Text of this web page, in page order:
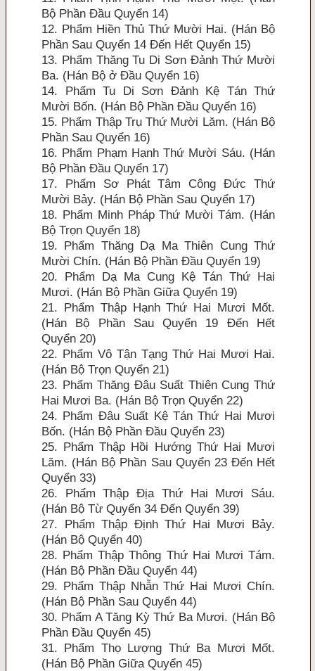
Bộ Phần Ðầu Quyển 14)
12. Phẩm Hiền Thủ Thứ Mười Hai. (Hán Bộ
Phần Sau Quyển 14 Ðến Hết Quyển 15)
13. Phẩm Thăng Tu Di Sơn Ðảnh Thứ Mười
Ba. (Hán Bộ ở Ðầu Quyển 16)
14. Phẩm Tu Di Sơn Ðảnh Kệ Tán Thứ
Mười Bốn. (Hán Bộ Phần Ðầu Quyển 16)
15. Phẩm Thập Trụ Thứ Mười Lăm. (Hán Bộ
Phần Sau Quyển 16)
16. Phẩm Phạm Hạnh Thứ Mười Sáu. (Hán
Bộ Phần Ðầu Quyển 17)
17. Phẩm Sơ Phát Tâm Công Ðức Thứ
Mười Bảy. (Hán Bộ Phần Sau Quyển 17)
18. Phẩm Minh Pháp Thứ Mười Tám. (Hán
Bộ Trọn Quyển 18)
19. Phẩm Thăng Dạ Ma Thiên Cung Thứ
Mười Chín. (Hán Bộ Phần Ðầu Quyển 19)
20. Phẩm Dạ Ma Cung Kệ Tán Thứ Hai
Mươi. (Hán Bộ Phần Giữa Quyển 19)
21. Phẩm Thập Hạnh Thứ Hai Mươi Mốt.
(Hán Bộ Phần Sau Quyển 19 Ðến Hết
Quyển 20)
22. Phẩm Vô Tận Tạng Thứ Hai Mươi Hai.
(Hán Bộ Trọn Quyển 21)
23. Phẩm Thăng Ðâu Suất Thiên Cung Thứ
Hai Mươi Ba. (Hán Bộ Trọn Quyển 22)
24. Phẩm Ðâu Suất Kệ Tán Thứ Hai Mươi
Bốn. (Hán Bộ Phần Ðầu Quyển 23)
25. Phẩm Thập Hồi Hướng Thứ Hai Mươi
Lăm. (Hán Bộ Phần Sau Quyển 23 Ðến Hết
Quyển 33)
26. Phẩm Thập Ðịa Thứ Hai Mươi Sáu.
(Hán Bộ Từ Quyển 34 Ðến Quyển 39)
27. Phẩm Thập Ðịnh Thứ Hai Mươi Bảy.
(Hán Bộ Quyển 40)
28. Phẩm Thập Thông Thứ Hai Mươi Tám.
(Hán Bộ Phần Ðầu Quyển 44)
29. Phẩm Thập Nhẫn Thứ Hai Mươi Chín.
(Hán Bộ Phần Sau Quyển 44)
30. Phẩm A Tăng Kỳ Thứ Ba Mươi. (Hán Bộ
Phần Ðầu Quyển 45)
31. Phẩm Thọ Lượng Thứ Ba Mươi Mốt.
(Hán Bộ Phần Giữa Quyển 45)